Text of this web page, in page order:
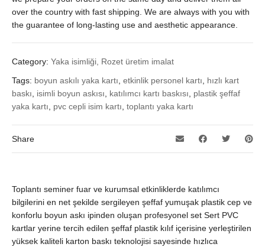
over the country with fast shipping. We are always with you with
the guarantee of long-lasting use and aesthetic appearance.
Category: Yaka isimliği, Rozet üretim imalat
Tags: boyun askılı yaka kartı, etkinlik personel kartı, hızlı kart
baskı, isimli boyun askısı, katılımcı kartı baskısı, plastik şeffaf
yaka kartı, pvc cepli isim kartı, toplantı yaka kartı
Share
Toplantı seminer fuar ve kurumsal etkinliklerde katılımcı
bilgilerini en net şekilde sergileyen şeffaf yumuşak plastik cep ve
konforlu boyun askı ipinden oluşan profesyonel set Sert PVC
kartlar yerine tercih edilen şeffaf plastik kılıf içerisine yerleştirilen
yüksek kaliteli karton baskı teknolojisi sayesinde hızlıca